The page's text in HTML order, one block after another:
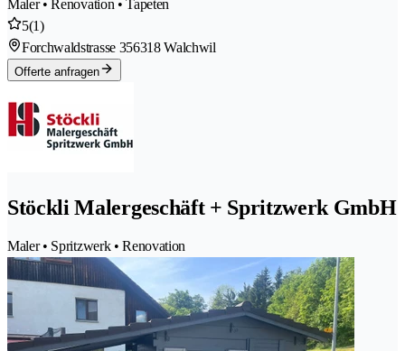
Maler • Renovation • Tapeten
5(1)
Forchwaldstrasse 356318 Walchwil
Offerte anfragen
Stöckli Malergeschäft + Spritzwerk GmbH
Maler • Spritzwerk • Renovation